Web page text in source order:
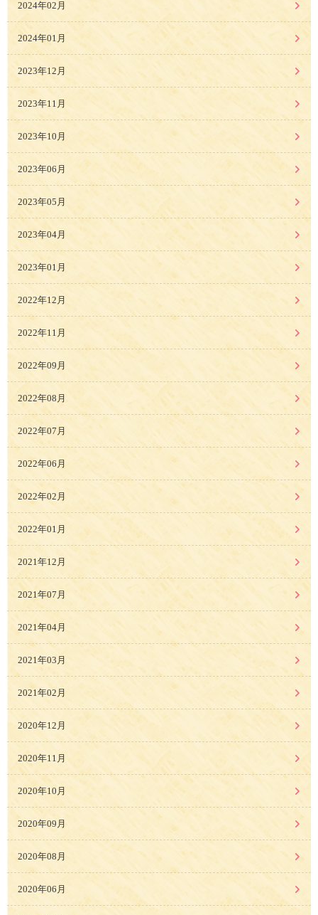
2024年02月
2024年01月
2023年12月
2023年11月
2023年10月
2023年06月
2023年05月
2023年04月
2023年01月
2022年12月
2022年11月
2022年09月
2022年08月
2022年07月
2022年06月
2022年02月
2022年01月
2021年12月
2021年07月
2021年04月
2021年03月
2021年02月
2020年12月
2020年11月
2020年10月
2020年09月
2020年08月
2020年06月